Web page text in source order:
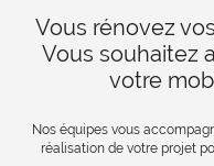
Vous rénovez
Vous souhaitez
votre
Nos équipes vous
réalisation de votre projet